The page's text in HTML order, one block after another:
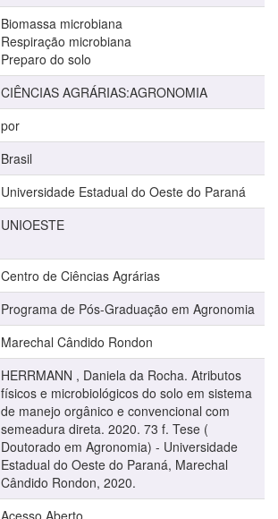
Biomassa microbiana
Respiração microbiana
Preparo do solo
CIÊNCIAS AGRÁRIAS:AGRONOMIA
por
Brasil
Universidade Estadual do Oeste do Paraná
UNIOESTE
Centro de Ciências Agrárias
Programa de Pós-Graduação em Agronomia
Marechal Cândido Rondon
HERRMANN , Daniela da Rocha. Atributos
físicos e microbiológicos do solo em sistema
de manejo orgânico e convencional com
semeadura direta. 2020. 73 f. Tese (
Doutorado em Agronomia) - Universidade
Estadual do Oeste do Paraná, Marechal
Cândido Rondon, 2020.
Acesso Aberto